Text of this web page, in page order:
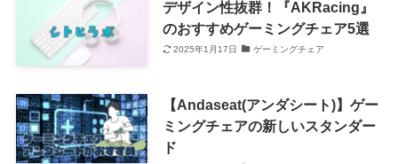
デザイン性抜群！『AKRacing』
のおすすめゲーミングチェア5選
2025年1月17日 ゲーミングチェア
【Andaseat(アンダシート)】ゲー
ミングチェアの新しいスタンダー
ド